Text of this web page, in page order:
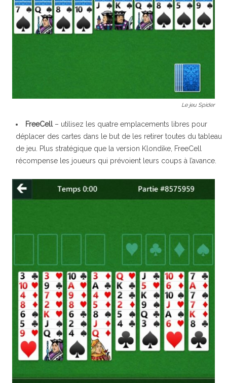
Le jeu Spider
FreeCell – utilisez les quatre emplacements libres pour
déplacer des cartes dans le but de les retirer toutes du tableau
de jeu. Plus stratégique que la version Klondike, FreeCell
récompense les joueurs qui prévoient leurs coups à l’avance.